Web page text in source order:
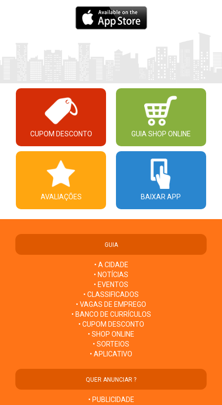
CUPOM DESCONTO GUIA SHOP ONLINE
AVALIAÇÕES BAIXAR APP
GUIA
• A CIDADE
• NOTÍCIAS
• EVENTOS
• CLASSIFICADOS
• VAGAS DE EMPREGO
• BANCO DE CURRÍCULOS
• CUPOM DESCONTO
• SHOP ONLINE
• SORTEIOS
• APLICATIVO
QUER ANUNCIAR ?
• PUBLICIDADE